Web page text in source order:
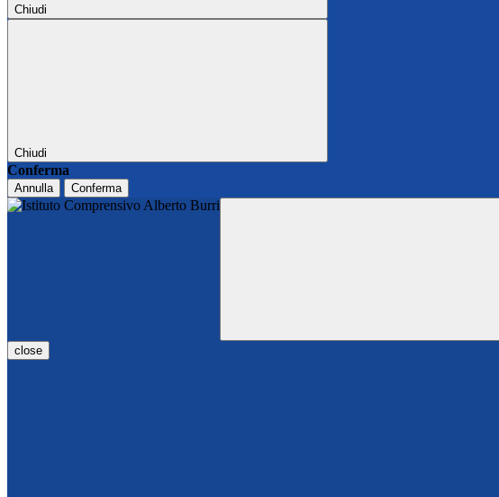
Chiudi
Chiudi
Conferma
Annulla Conferma
close